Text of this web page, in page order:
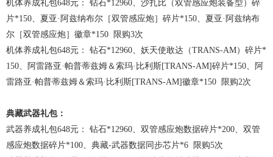
机体养成礼包648元： 钻石*12960、沙扎比（双管感应炮装备型）碎
片*150、夏亚·阿兹纳布尔［双管感应炮］碎片*150、夏亚·阿兹纳布
尔［双管感应炮］徽章*150 限购3次
机体养成礼包648元： 钻石*12960、妖天使敢达（TRANS-AM）碎片*
150、阿雷路亚·帕普蒂兹姆＆索玛·比利斯[TRANS-AM]碎片*150、阿
雷路亚·帕普蒂兹姆＆索玛·比利斯[TRANS-AM]徽章*150 限购2次
典藏武器礼包：
武器养成礼包648元： 钻石*12960、双管感应炮数据碎片*200、双管
感应炮数据碎片*100、典藏-武器数据同步芯片*6 限购5次